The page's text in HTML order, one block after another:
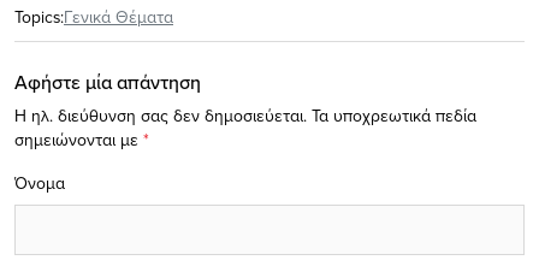
Topics:Γενικά Θέματα
Αφήστε μία απάντηση
Η ηλ. διεύθυνση σας δεν δημοσιεύεται. Τα υποχρεωτικά πεδία
σημειώνονται με *
Όνομα